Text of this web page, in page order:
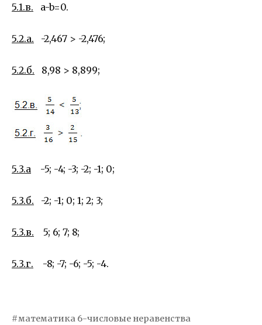
5.1.в. a-b=0.
5.2.а. -2,467 > -2,476;
5.2.б. 8,98 > 8,899;
5.3.а -5; -4; -3; -2; -1; 0;
5.3.б. -2; -1; 0; 1; 2; 3;
5.3.в. 5; 6; 7; 8;
5.3.г. -8; -7; -6; -5; -4.
математика 6-числовые неравенства